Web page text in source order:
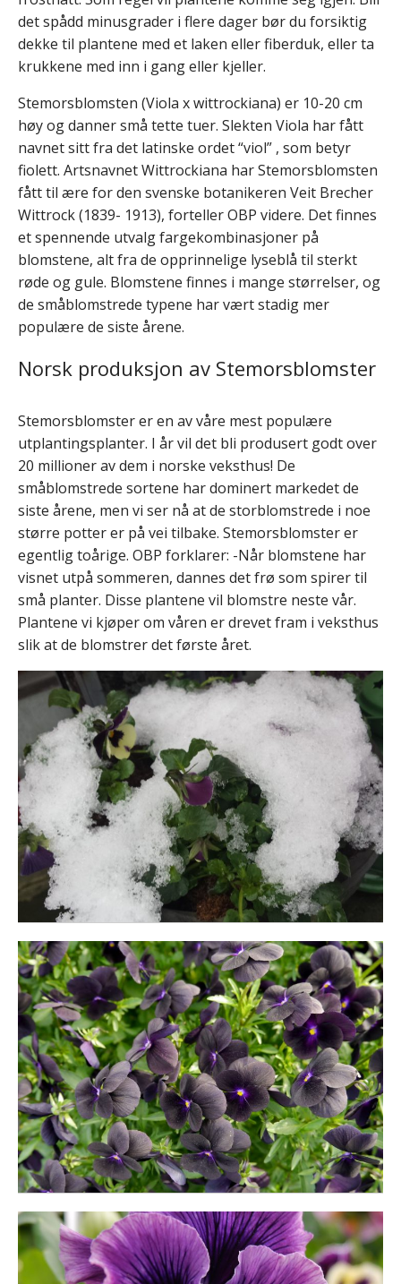
det spådd minusgrader i flere dager bør du forsiktig
dekke til plantene med et laken eller fiberduk, eller ta
krukkene med inn i gang eller kjeller.
Stemorsblomsten (Viola x wittrockiana) er 10-20 cm
høy og danner små tette tuer. Slekten Viola har fått
navnet sitt fra det latinske ordet “viol” , som betyr
fiolett. Artsnavnet Wittrockiana har Stemorsblomsten
fått til ære for den svenske botanikeren Veit Brecher
Wittrock (1839- 1913), forteller OBP videre. Det finnes
et spennende utvalg fargekombinasjoner på
blomstene, alt fra de opprinnelige lyseblå til sterkt
røde og gule. Blomstene finnes i mange størrelser, og
de småblomstrede typene har vært stadig mer
populære de siste årene.
Norsk produksjon av Stemorsblomster
Stemorsblomster er en av våre mest populære
utplantingsplanter. I år vil det bli produsert godt over
20 millioner av dem i norske veksthus! De
småblomstrede sortene har dominert markedet de
siste årene, men vi ser nå at de storblomstrede i noe
større potter er på vei tilbake. Stemorsblomster er
egentlig toårige. OBP forklarer: -Når blomstene har
visnet utpå sommeren, dannes det frø som spirer til
små planter. Disse plantene vil blomstre neste vår.
Plantene vi kjøper om våren er drevet fram i veksthus
slik at de blomstrer det første året.